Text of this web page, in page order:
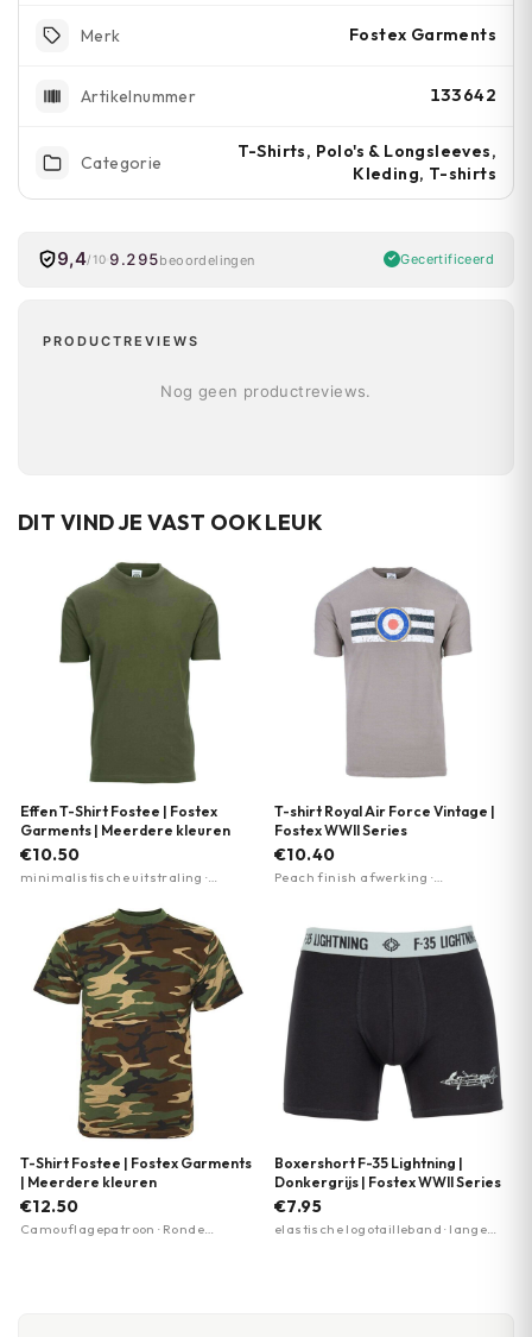
Merk Fostex Garments
Artikelnummer 133642
Categorie
T-Shirts, Polo's & Longsleeves,
Kleding, T-shirts
9,4/10 9.295beoordelingen Gecertificeerd
PRODUCTREVIEWS
Nog geen productreviews.
DIT VIND JE VAST OOK LEUK
Effen T-Shirt Fostee | Fostex
Garments | Meerdere kleuren
€10.50
minimalistische uitstraling ·
T-shirt Royal Air Force Vintage |
Fostex WWII Series
€10.40
Peach finish afwerking ·
T-Shirt Fostee | Fostex Garments
| Meerdere kleuren
€12.50
Camouflagepatroon · Ronde
Boxershort F-35 Lightning |
Donkergrijs | Fostex WWII Series
€7.95
elastische logotailleband · lange